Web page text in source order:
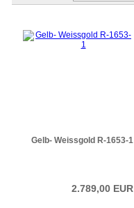
Gelb- Weissgold R-1653-1
2.789,00 EUR